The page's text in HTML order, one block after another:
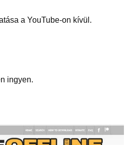
a YouTube-on kívül.
ingyen.